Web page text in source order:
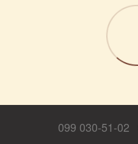
099 030-51-02